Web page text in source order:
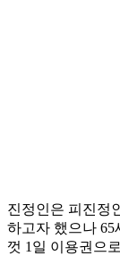
진정인은 피진정
하고자 했으나
껏 1일 이용권으